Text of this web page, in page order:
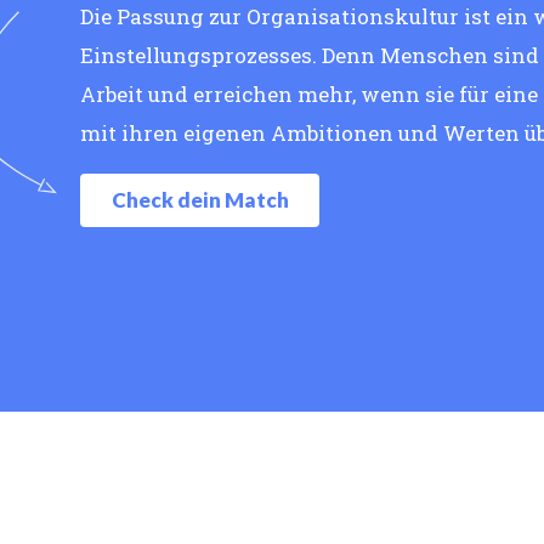
Die Passung zur Organisationskultur ist ein
Einstellungsprozesses. Denn Menschen
Arbeit und erreichen mehr, wenn sie für
mit ihren eigenen Ambitionen und Werten
Check dein Match